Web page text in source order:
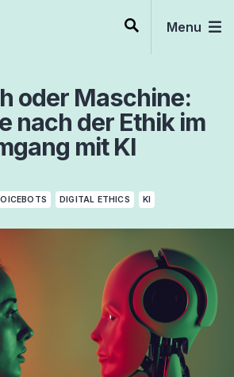
Menu
oder Maschine:
nach der Ethik im
mit KI
DIGITAL ETHICS KI